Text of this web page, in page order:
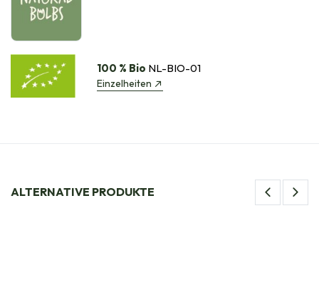
100 % Bio NL-BIO-01
Einzelheiten
ALTERNATIVE PRODUKTE